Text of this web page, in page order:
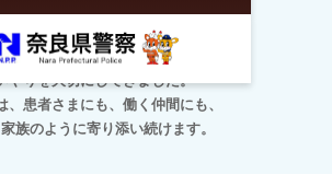
、奈良の地で医療と向き合い、
やりを大切にしてきました。
、患者さまにも、働く仲間にも、
族のように寄り添い続けます。